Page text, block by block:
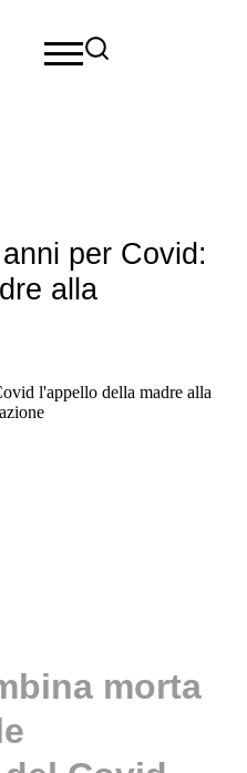
per Covid:
alla
morta